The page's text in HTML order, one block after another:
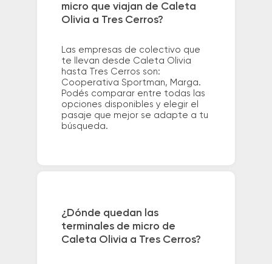
micro que viajan de Caleta
Olivia a Tres Cerros?
Las empresas de colectivo que
te llevan desde Caleta Olivia
hasta Tres Cerros son:
Cooperativa Sportman, Marga.
Podés comparar entre todas las
opciones disponibles y elegir el
pasaje que mejor se adapte a tu
búsqueda.
¿Dónde quedan las
terminales de micro de
Caleta Olivia a Tres Cerros?